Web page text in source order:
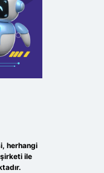
herhangi
ile